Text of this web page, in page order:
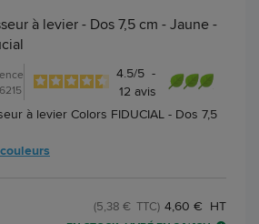
à levier - Dos 7,5 cm - Jaune -
4.5/5 -
12 avis
à levier Colors FIDUCIAL - Dos 7,5
4,60 € HT
(5,38 € TTC)